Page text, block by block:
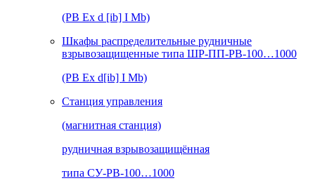
(РВ Ex d [ib] I Mb)
Шкафы распределительные рудничные
взрывозащищенные типа ШР-ПП-РВ-100…1000
(РВ Ex d[ib] I Mb)
Станция управления
(магнитная станция)
рудничная взрывозащищённая
типа СУ-РВ-100…1000